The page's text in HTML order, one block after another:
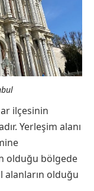
ilçesinin
Yerleşim alanı
olduğu bölgede
alanların olduğu